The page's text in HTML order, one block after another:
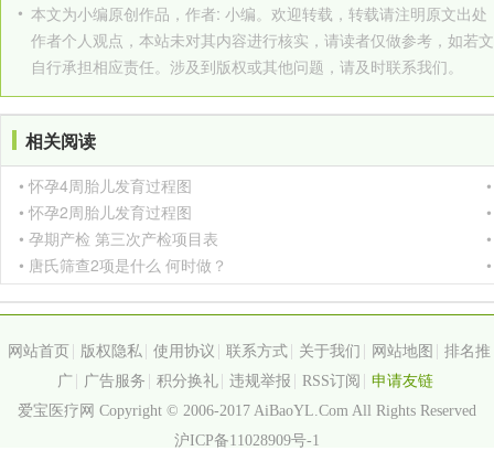
• 本文为小编原创作品，作者: 小编。欢迎转载，转载请注明原文出
作者个人观点，本站未对其内容进行核实，请读者仅做参考，如若
自行承担相应责任。涉及到版权或其他问题，请及时联系我们。
相关阅读
• 怀孕4周胎儿发育过程图
• 怀孕2周胎儿发育过程图
• 孕期产检 第三次产检项目表
• 唐氏筛查2项是什么 何时做？
网站首页 版权隐私 使用协议 联系方式 关于我们 网站地图
排名推
广
广告服务 积分换礼 违规举报 RSS订阅
申请友链
爱宝医疗网 Copyright © 2006-2017 AiBaoYL.Com All Rights Reserved
沪ICP备11028909号-1